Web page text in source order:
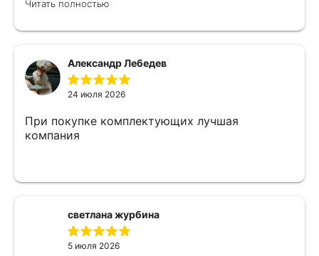
замерщиком Делают приятные скидки Не
Читать полностью
Александр Лебедев
24 июля 2026
При покупке комплектующих лучшая
компания
светлана журбина
5 июля 2026